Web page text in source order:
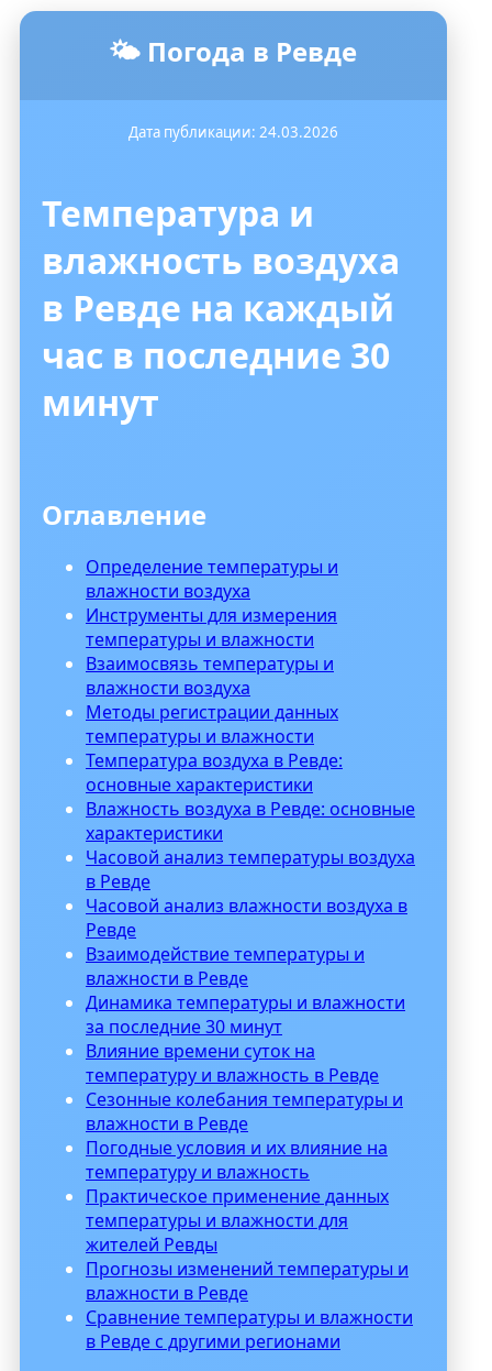
🌤️ Погода в Ревде
Дата публикации: 24.03.2026
Температура и
влажность воздуха
в Ревде на каждый
час в последние 30
минут
Оглавление
Определение температуры и
влажности воздуха
Инструменты для измерения
температуры и влажности
Взаимосвязь температуры и
влажности воздуха
Методы регистрации данных
температуры и влажности
Температура воздуха в Ревде:
основные характеристики
Влажность воздуха в Ревде: основные
характеристики
Часовой анализ температуры воздуха
в Ревде
Часовой анализ влажности воздуха в
Ревде
Взаимодействие температуры и
влажности в Ревде
Динамика температуры и влажности
за последние 30 минут
Влияние времени суток на
температуру и влажность в Ревде
Сезонные колебания температуры и
влажности в Ревде
Погодные условия и их влияние на
температуру и влажность
Практическое применение данных
температуры и влажности для
жителей Ревды
Прогнозы изменений температуры и
влажности в Ревде
Сравнение температуры и влажности
в Ревде с другими регионами